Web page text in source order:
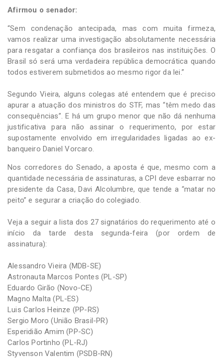
Afirmou o senador:
“Sem condenação antecipada, mas com muita firmeza,
vamos realizar uma investigação absolutamente necessária
para resgatar a confiança dos brasileiros nas instituições. O
Brasil só será uma verdadeira república democrática quando
todos estiverem submetidos ao mesmo rigor da lei.”
Segundo Vieira, alguns colegas até entendem que é preciso
apurar a atuação dos ministros do STF, mas “têm medo das
consequências”. E há um grupo menor que não dá nenhuma
justificativa para não assinar o requerimento, por estar
supostamente envolvido em irregularidades ligadas ao ex-
banqueiro Daniel Vorcaro.
Nos corredores do Senado, a aposta é que, mesmo com a
quantidade necessária de assinaturas, a CPI deve esbarrar no
presidente da Casa, Davi Alcolumbre, que tende a “matar no
peito” e segurar a criação do colegiado.
Veja a seguir a lista dos 27 signatários do requerimento até o
início da tarde desta segunda-feira (por ordem de
assinatura):
Alessandro Vieira (MDB-SE)
Astronauta Marcos Pontes (PL-SP)
Eduardo Girão (Novo-CE)
Magno Malta (PL-ES)
Luis Carlos Heinze (PP-RS)
Sergio Moro (União Brasil-PR)
Esperidião Amim (PP-SC)
Carlos Portinho (PL-RJ)
Styvenson Valentim (PSDB-RN)